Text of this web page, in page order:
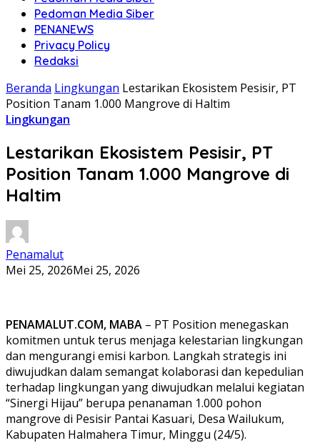
Pedoman Media Siber
PENANEWS
Privacy Policy
Redaksi
Beranda Lingkungan Lestarikan Ekosistem Pesisir, PT
Position Tanam 1.000 Mangrove di Haltim
Lingkungan
Lestarikan Ekosistem Pesisir, PT
Position Tanam 1.000 Mangrove di
Haltim
Penamalut
Mei 25, 2026Mei 25, 2026
PENAMALUT.COM, MABA – PT Position menegaskan
komitmen untuk terus menjaga kelestarian lingkungan
dan mengurangi emisi karbon. Langkah strategis ini
diwujudkan dalam semangat kolaborasi dan kepedulian
terhadap lingkungan yang diwujudkan melalui kegiatan
“Sinergi Hijau” berupa penanaman 1.000 pohon
mangrove di Pesisir Pantai Kasuari, Desa Wailukum,
Kabupaten Halmahera Timur, Minggu (24/5).